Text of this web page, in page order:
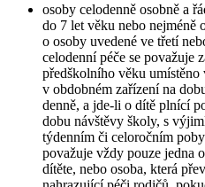
osoby celodenně osobně a
do 7 let věku nebo nejméně
o osoby uvedené ve třetí
celodenní péče se považuje
předškolního věku umístěno
v obdobném zařízení na
denně, a jde-li o dítě plnící
dobu návštěvy školy, s
týdenním či celoročním
považuje vždy pouze jedna
dítěte, nebo osoba, která